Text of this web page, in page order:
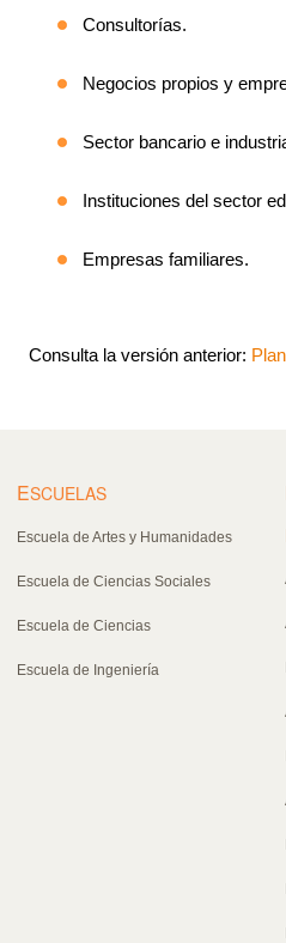
Consultorías.
Negocios propios y
Sector bancario e
Instituciones del sector
Empresas familiares.
Consulta la versión anterior:
ESCUELAS
Escuela de Artes y Humanidades
Escuela de Ciencias Sociales
Escuela de Ciencias
Escuela de Ingeniería